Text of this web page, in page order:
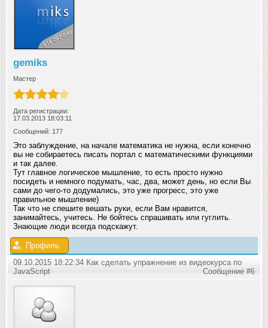
gemiks
Мастер
Дата регистрации:
17.03.2013 18:03:11
Сообщений: 177
Это заблуждение, на начале математика не нужна, если конечно
вы не собираетесь писать портал с математическими функциями
и так далее.
Тут главное логическое мышление, то есть просто нужно
посидеть и немного подумать, час, два, может день, но если Вы
сами до чего-то додумались, это уже прогресс, это уже
правильное мышление)
Так что не спешите вешать руки, если Вам нравится,
занимайтесь, учитесь. Не бойтесь спрашивать или гуглить.
Знающие люди всегда подскажут.
Профиль
09.10.2015 18:22:34 Как сделать упражнение из видеокурса по
JavaScript
Сообщение #6